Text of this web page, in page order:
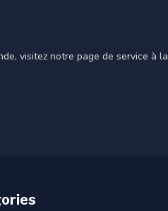
visitez notre page de service à la